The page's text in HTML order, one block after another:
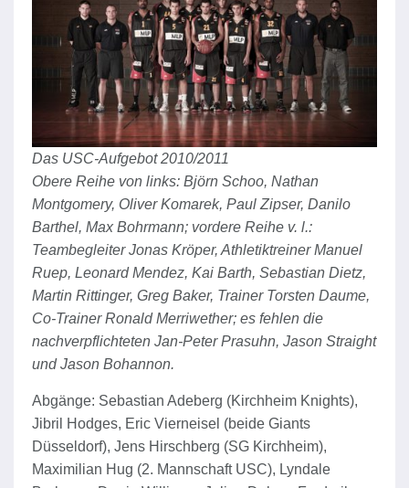
Das USC-Aufgebot 2010/2011
Obere Reihe von links: Björn Schoo, Nathan
Montgomery, Oliver Komarek, Paul Zipser, Danilo
Barthel, Max Bohrmann; vordere Reihe v. l.:
Teambegleiter Jonas Kröper, Athletiktreiner Manuel
Ruep, Leonard Mendez, Kai Barth, Sebastian Dietz,
Martin Rittinger, Greg Baker, Trainer Torsten Daume,
Co-Trainer Ronald Merriwether; es fehlen die
nachverpflichteten Jan-Peter Prasuhn, Jason Straight
und Jason Bohannon.
Abgänge: Sebastian Adeberg (Kirchheim Knights),
Jibril Hodges, Eric Vierneisel (beide Giants
Düsseldorf), Jens Hirschberg (SG Kirchheim),
Maximilian Hug (2. Mannschaft USC), Lyndale